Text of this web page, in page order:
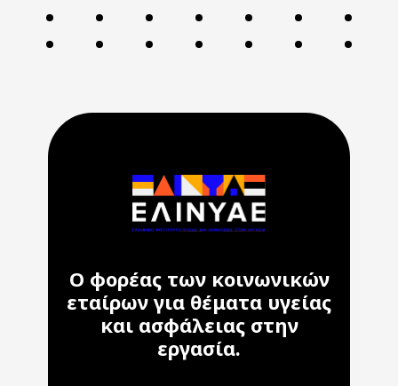
Ο φορέας των κοινωνικών
εταίρων για θέματα υγείας
και ασφάλειας στην
εργασία.